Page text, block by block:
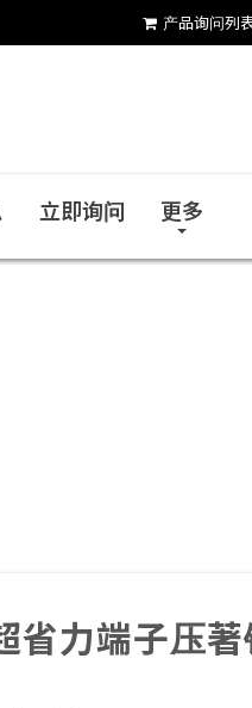
产品询问列
立即询问 更多
省力端子压